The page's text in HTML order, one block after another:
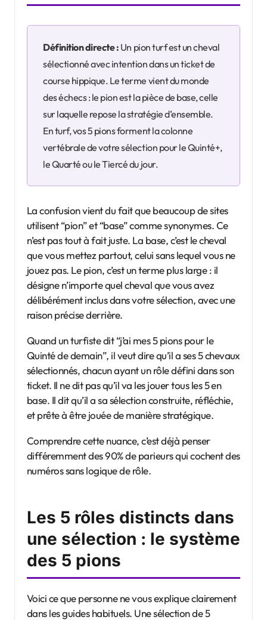
Définition directe : Un pion turf est un cheval
sélectionné avec intention dans un ticket de
course hippique. Le terme vient du monde
des échecs : le pion est la pièce de base, celle
sur laquelle repose la stratégie d’ensemble.
En turf, vos 5 pions forment la colonne
vertébrale de votre sélection pour le Quinté+,
le Quarté ou le Tiercé du jour.
La confusion vient du fait que beaucoup de sites
utilisent “pion” et “base” comme synonymes. Ce
n’est pas tout à fait juste. La base, c’est le cheval
que vous mettez partout, celui sans lequel vous ne
jouez pas. Le pion, c’est un terme plus large : il
désigne n’importe quel cheval que vous avez
délibérément inclus dans votre sélection, avec une
raison précise derrière.
Quand un turfiste dit “j’ai mes 5 pions pour le
Quinté de demain”, il veut dire qu’il a ses 5 chevaux
sélectionnés, chacun ayant un rôle défini dans son
ticket. Il ne dit pas qu’il va les jouer tous les 5 en
base. Il dit qu’il a sa sélection construite, réfléchie,
et prête à être jouée de manière stratégique.
Comprendre cette nuance, c’est déjà penser
différemment des 90% de parieurs qui cochent des
numéros sans logique de rôle.
Les 5 rôles distincts dans
une sélection : le système
des 5 pions
Voici ce que personne ne vous explique clairement
dans les guides habituels. Une sélection de 5